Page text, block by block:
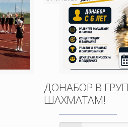
ДОНАБОР В
ШАХМАТАМ!